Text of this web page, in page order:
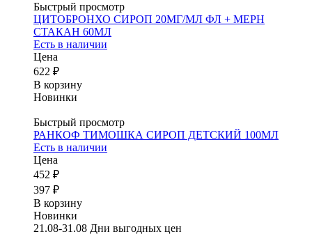
Быстрый просмотр
ЦИТОБРОНХО СИРОП 20МГ/МЛ ФЛ + МЕРН
СТАКАН 60МЛ
Есть в наличии
Цена
622 ₽
В корзину
Новинки
Быстрый просмотр
РАНКОФ ТИМОШКА СИРОП ДЕТСКИЙ 100МЛ
Есть в наличии
Цена
452 ₽
397 ₽
В корзину
Новинки
21.08-31.08 Дни выгодных цен